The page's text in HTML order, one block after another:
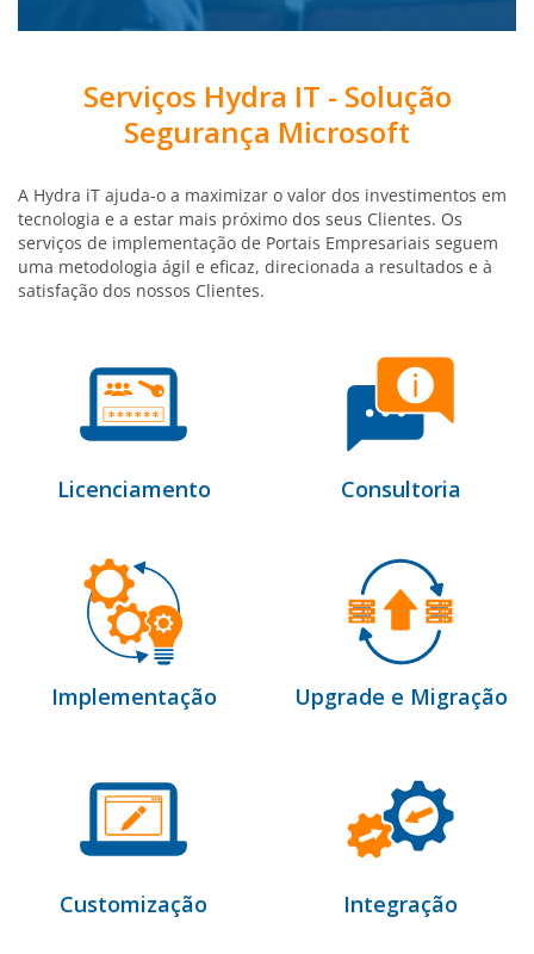
Serviços Hydra IT - Solução
Segurança Microsoft
A Hydra iT ajuda-o a maximizar o valor dos investimentos em
tecnologia e a estar mais próximo dos seus Clientes. Os
serviços de implementação de Portais Empresariais seguem
uma metodologia ágil e eficaz, direcionada a resultados e à
satisfação dos nossos Clientes.
Licenciamento Consultoria
Implementação Upgrade e Migração
Customização Integração